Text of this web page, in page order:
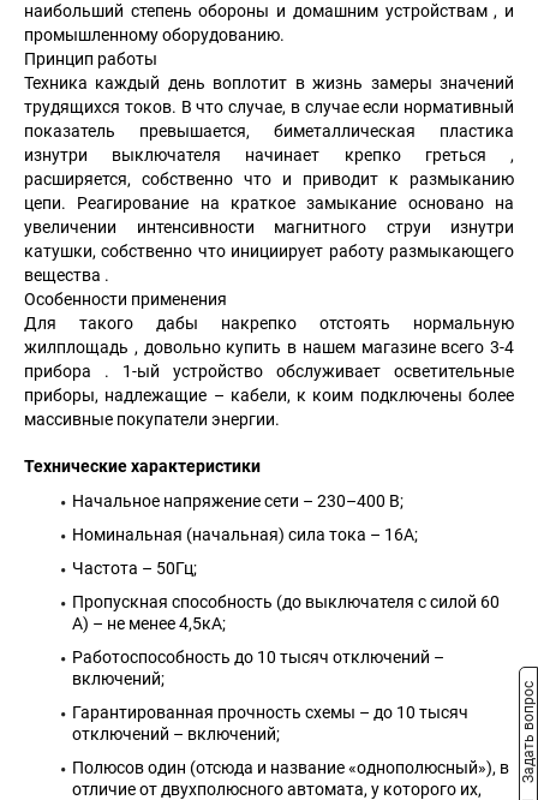
наибольший степень обороны и домашним устройствам , и
промышленному оборудованию.
Принцип работы
Техника каждый день воплотит в жизнь замеры значений
трудящихся токов. В что случае, в случае если нормативный
показатель превышается, биметаллическая пластика
изнутри выключателя начинает крепко греться ,
расширяется, собственно что и приводит к размыканию
цепи. Реагирование на краткое замыкание основано на
увеличении интенсивности магнитного струи изнутри
катушки, собственно что инициирует работу размыкающего
вещества .
Особенности применения
Для такого дабы накрепко отстоять нормальную
жилплощадь , довольно купить в нашем магазине всего 3-4
прибора . 1-ый устройство обслуживает осветительные
приборы, надлежащие – кабели, к коим подключены более
массивные покупатели энергии.
Технические характеристики
Начальное напряжение сети – 230–400 В;
Номинальная (начальная) сила тока – 16А;
Частота – 50Гц;
Пропускная способность (до выключателя с силой 60
А) – не менее 4,5кА;
Работоспособность до 10 тысяч отключений –
включений;
Гарантированная прочность схемы – до 10 тысяч
отключений – включений;
Полюсов один (отсюда и название «однополюсный»), в
отличие от двухполюсного автомата, у которого их,
Задать вопрос